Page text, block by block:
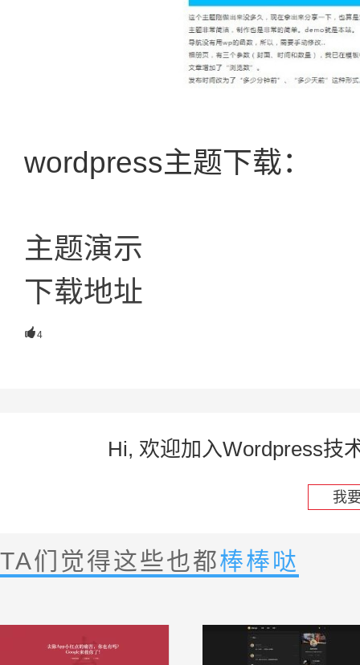
wordpress主题下载：
主题演示
下载地址
4
Hi, 欢迎加入Wordpress技
我
TA们觉得这些也都棒棒哒